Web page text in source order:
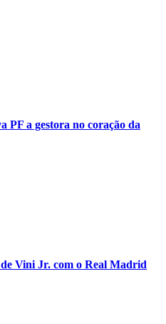
PF a gestora no coração da
Vini Jr. com o Real Madrid